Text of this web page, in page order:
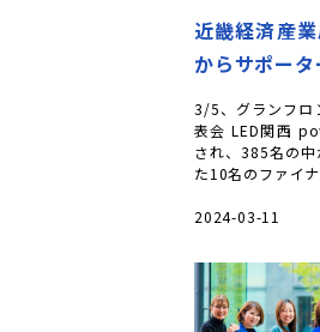
近畿経済産
からサポー
3/5、グランフロ
表会 LED関西
され、385名の
た10名のファイ
2024-03-11